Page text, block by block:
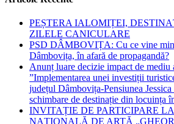
PEȘTERA IALOMIȚEI,
ZILELE CANICULARE
PSD DÂMBOVIȚA: Cu ce vine
Dâmbovița, în afară de propagandă?
Anunț luare decizie impact de mediu
”Implementarea unei investiții
județul Dâmbovița-Pensiunea
schimbare de destinație din locuința
INVITAȚIE DE PARTICIPARE
NAȚIONALĂ DE ARTĂ